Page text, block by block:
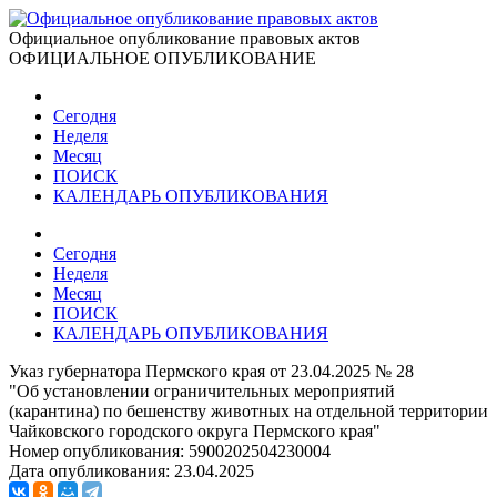
Официальное опубликование правовых актов
ОФИЦИАЛЬНОЕ ОПУБЛИКОВАНИЕ
Сегодня
Неделя
Месяц
ПОИСК
КАЛЕНДАРЬ ОПУБЛИКОВАНИЯ
Сегодня
Неделя
Месяц
ПОИСК
КАЛЕНДАРЬ ОПУБЛИКОВАНИЯ
Указ губернатора Пермского края от 23.04.2025 № 28
"Об установлении ограничительных мероприятий
(карантина) по бешенству животных на отдельной территории
Чайковского городского округа Пермского края"
Номер опубликования: 5900202504230004
Дата опубликования: 23.04.2025